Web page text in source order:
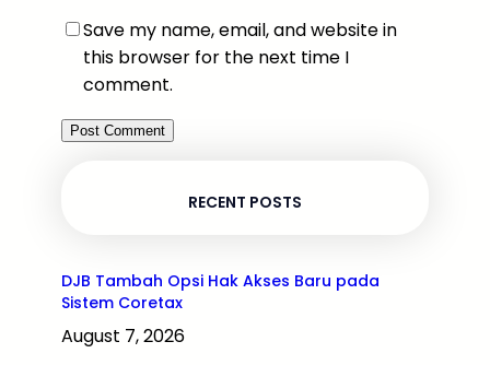
Save my name, email, and website in
this browser for the next time I
comment.
RECENT POSTS
DJB Tambah Opsi Hak Akses Baru pada
Sistem Coretax
August 7, 2026